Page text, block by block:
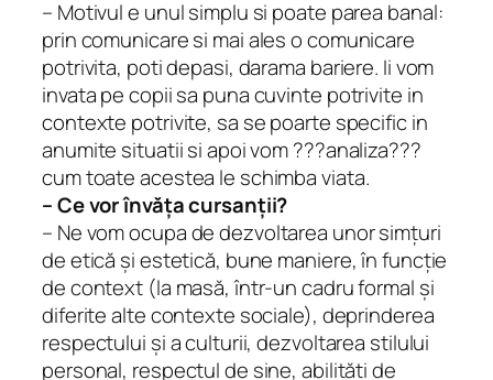
– Motivul e unul simplu si poate parea banal:
prin comunicare si mai ales o comunicare
potrivita, poti depasi, darama bariere. Ii vom
invata pe copii sa puna cuvinte potrivite in
contexte potrivite, sa se poarte specific in
anumite situatii si apoi vom ???analiza???
cum toate acestea le schimba viata.
– Ce vor învăța cursanții?
– Ne vom ocupa de dezvoltarea unor simțuri
de etică și estetică, bune maniere, în funcție
de context (la masă, într-un cadru formal și
diferite alte contexte sociale), deprinderea
respectului și a culturii, dezvoltarea stilului
personal, respectul de sine, abilități de